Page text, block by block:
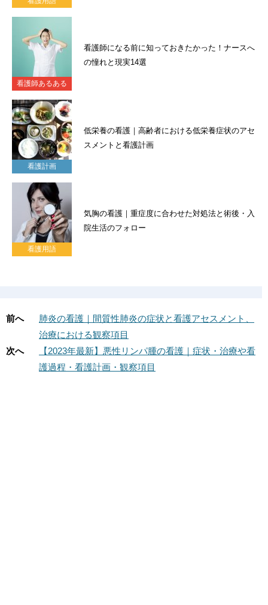
看護師あるある
看護師になる前に知っておきたかった！ナースへ
の憧れと現実14選
看護計画
低栄養の看護｜高齢者における低栄養症状のアセ
スメントと看護計画
看護用語
気胸の看護｜重症度に合わせた対処法と術後・入
院生活のフォロー
前へ
肺炎の看護｜間質性肺炎の症状と看護アセスメント、
治療における観察項目
次へ
【2023年最新】悪性リンパ腫の看護｜症状・治療や看
護過程・看護計画・観察項目